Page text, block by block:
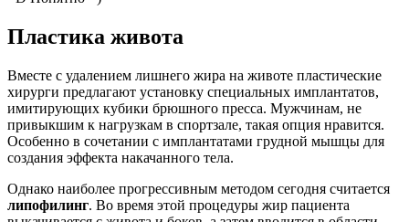
Пластика живота
Вместе с удалением лишнего жира на животе пластические
хирурги предлагают установку специальных имплантатов,
имитирующих кубики брюшного пресса. Мужчинам, не
привыкшим к нагрузкам в спортзале, такая опция нравится.
Особенно в сочетании с имплантатами грудной мышцы для
создания эффекта накачанного тела.
Однако наиболее прогрессивным методом сегодня считается
липофилинг. Во время этой процедуры жир пациента